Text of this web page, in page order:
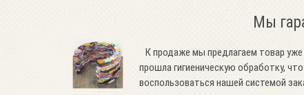
Мы
К продаже мы предлагаем товар
прошла гигиеническую обработку,
воспользоваться нашей системой